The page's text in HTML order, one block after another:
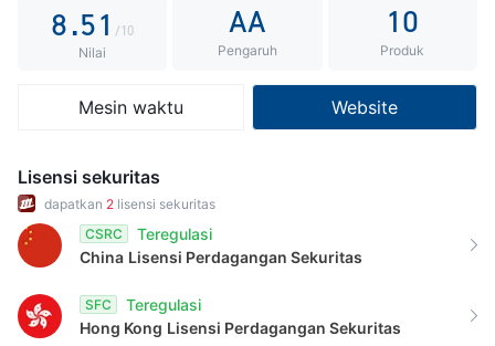
8.5
6
7
9
1
2
3
5
6
7
8
9
/10
Nilai
AA
Pengaruh
10
Produk
Mesin waktu Website
Lisensi sekuritas
dapatkan 2 lisensi sekuritas
CSRC
Teregulasi
China Lisensi Perdagangan Sekuritas
SFC
Teregulasi
Hong Kong Lisensi Perdagangan Sekuritas